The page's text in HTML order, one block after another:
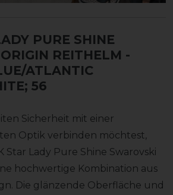
PURE SHINE
REITHELM -
ATLANTIC
56
Sicherheit mit einer
Optik verbinden möchtest,
Star Lady Pure Shine Swarovski
hochwertige Kombination aus
Die glänzende Oberfläche und